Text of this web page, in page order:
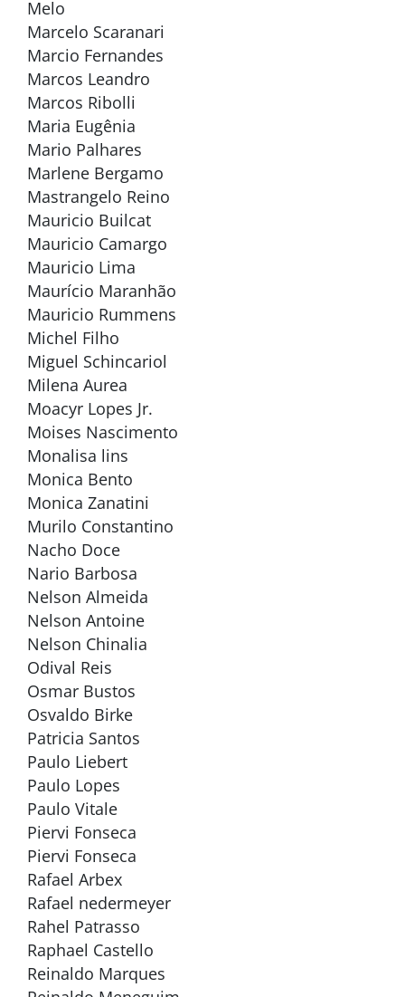
Melo
Marcelo Scaranari
Marcio Fernandes
Marcos Leandro
Marcos Ribolli
Maria Eugênia
Mario Palhares
Marlene Bergamo
Mastrangelo Reino
Mauricio Builcat
Mauricio Camargo
Mauricio Lima
Maurício Maranhão
Mauricio Rummens
Michel Filho
Miguel Schincariol
Milena Aurea
Moacyr Lopes Jr.
Moises Nascimento
Monalisa lins
Monica Bento
Monica Zanatini
Murilo Constantino
Nacho Doce
Nario Barbosa
Nelson Almeida
Nelson Antoine
Nelson Chinalia
Odival Reis
Osmar Bustos
Osvaldo Birke
Patricia Santos
Paulo Liebert
Paulo Lopes
Paulo Vitale
Piervi Fonseca
Piervi Fonseca
Rafael Arbex
Rafael nedermeyer
Rahel Patrasso
Raphael Castello
Reinaldo Marques